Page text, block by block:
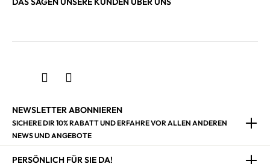
NEWSLETTER ABONNIEREN
SICHERE DIR 10% RABATT UND ERFAHRE VOR ALLEN ANDEREN
NEWS UND ANGEBOTE
PERSÖNLICH FÜR SIE DA!